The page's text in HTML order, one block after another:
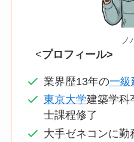
ノ
<プロフィール>
業界歴13年の一級
東京大学建築学科
士課程修了
大手ゼネコンに勤